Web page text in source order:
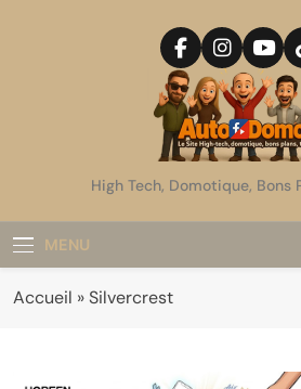
High Tech, Domotique, Bons
MENU
Accueil »Silvercrest